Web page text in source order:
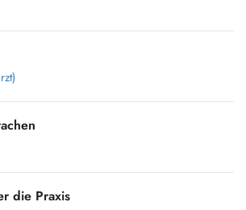
die Praxis